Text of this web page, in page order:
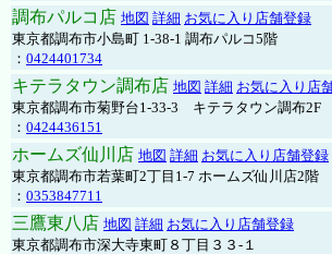
調布パルコ店 地図 詳細 お気に入り店舗登録
東京都調布市小島町 1-38-1 調布パルコ5階
： 0424401734
キテラタウン調布店 地図 詳細 お気に入り店
東京都調布市菊野台1-33-3 キテラタウン調布2F
： 0424436151
ホームズ仙川店 地図 詳細 お気に入り店舗登録
東京都調布市若葉町2丁目1-7 ホームズ仙川店2階
： 0353847711
三鷹東八店 地図 詳細 お気に入り店舗登録
東京都調布市深大寺東町８丁目３３-１